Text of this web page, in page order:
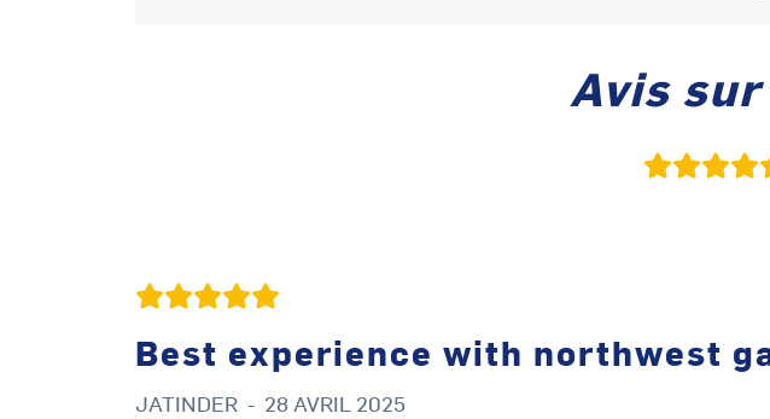
Avis
Best experience with northwest
JATINDER - 28 AVRIL 2025